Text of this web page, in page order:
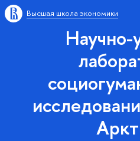
Высшая школа экономики
Научно-